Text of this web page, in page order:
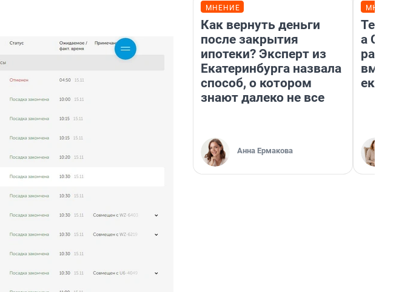
МНЕНИЕ
Как вернуть деньги
после закрытия
ипотеки? Эксперт из
Екатеринбурга назвала
способ, о котором
знают далеко не все
Анна Ермакова
а